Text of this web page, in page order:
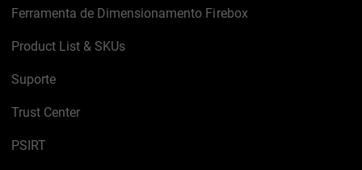
Ferramenta de Dimensionamento Firebox
Product List & SKUs
Suporte
Trust Center
PSIRT